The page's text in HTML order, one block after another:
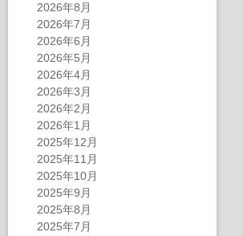
2026年8月
2026年7月
2026年6月
2026年5月
2026年4月
2026年3月
2026年2月
2026年1月
2025年12月
2025年11月
2025年10月
2025年9月
2025年8月
2025年7月